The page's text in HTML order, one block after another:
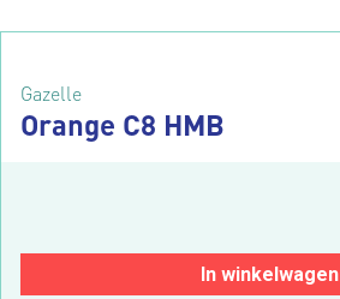
Gazelle
Orange C8 HMB
In winkelwagen